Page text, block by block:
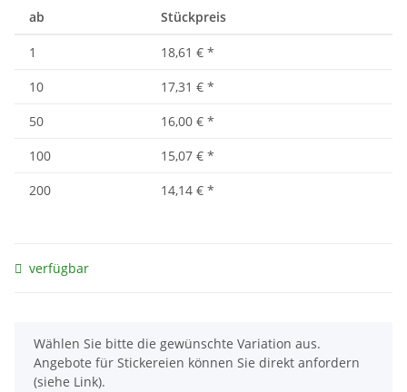
ab Stückpreis
1 18,61 € *
10
17,31 € *
50
16,00 € *
100
15,07 € *
200
14,14 € *
verfügbar
x
Wählen Sie bitte die gewünschte Variation aus.
Angebote für Stickereien können Sie direkt anfordern
(siehe Link).